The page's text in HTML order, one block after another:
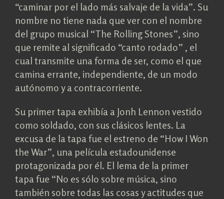
“caminar por el lado más salvaje de la vida”. Su
nombre no tiene nada que ver con el nombre
del grupo musical “The Rolling Stones”, sino
que remite al significado “canto rodado” , el
cual transmite una forma de ser, como el que
camina errante, independiente, de un modo
autónomo y a contracorriente.
Su primer tapa exhibía a Jonh Lennon vestido
como soldado, con sus clásicos lentes. La
excusa de la tapa fue el estreno de “How I Won
the War”, una película estadounidense
protagonizada por él. El lema de la primer
tapa fue “No es sólo sobre música, sino
también sobre todas las cosas y actitudes que